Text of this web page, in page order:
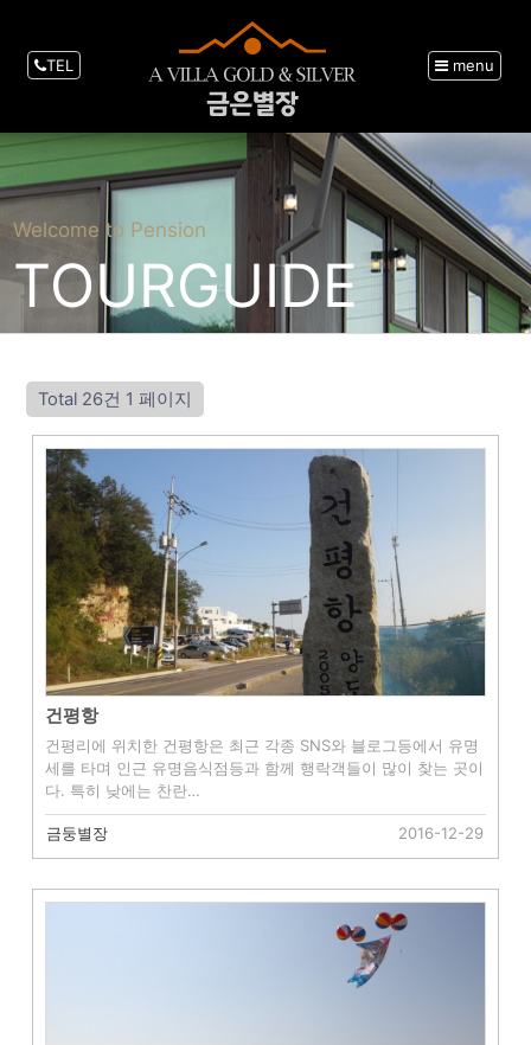
TEL menu
Welcome to Pension
TOURGUIDE
Total 26건 1 페이지
건평항
건평리에 위치한 건평항은 최근 각종 SNS와 블로그등에서 유명
세를 타며 인근 유명음식점등과 함께 행락객들이 많이 찾는 곳이
다. 특히 낮에는 찬란…
금둥별장 2016-12-29